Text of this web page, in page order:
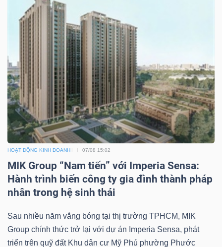
HOẠT ĐỘNG KINH DOANH 07/08 15:02
MIK Group “Nam tiến” với Imperia Sensa:
Hành trình biến công ty gia đình thành pháp
nhân trong hệ sinh thái
Sau nhiều năm vắng bóng tại thị trường TPHCM, MIK
Group chính thức trở lại với dự án Imperia Sensa, phát
triển trên quỹ đất Khu dân cư Mỹ Phú phường Phước
PHÁI
SINH
TRÁI
CÔNG
CỤ
TRUY
XUẤT